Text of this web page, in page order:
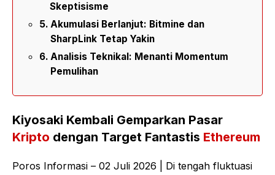
Skeptisisme
Akumulasi Berlanjut: Bitmine dan
SharpLink Tetap Yakin
Analisis Teknikal: Menanti Momentum
Pemulihan
Kiyosaki Kembali Gemparkan Pasar
Kripto dengan Target Fantastis Ethereum
Poros Informasi – 02 Juli 2026 | Di tengah fluktuasi